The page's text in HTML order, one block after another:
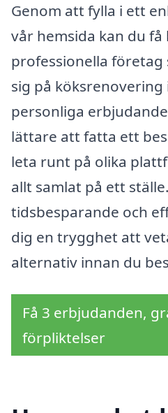
Genom att fylla i ett
vår hemsida kan du
professionella företag
sig på köksrenovering
personliga
lättare att fatta ett
leta runt på olika
allt samlat på ett
tidsbesparande och
dig en trygghet att
alternativ innan du
Få 3 erbjudanden,
förpliktelser